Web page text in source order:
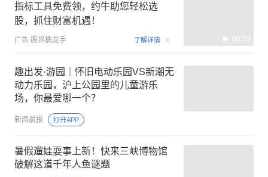
指标工具免费领，约牛助您轻松选
股，抓住财富机遇！
广告 股界擒龙手 了解详情 00:29
趣出发·游园｜怀旧电动乐园VS新潮无
动力乐园，沪上公园里的儿童游乐
场，你最爱哪一个？
新闻晨报 打开APP
暑假遛娃耍事上新！快来三峡博物馆
破解这道千年人鱼谜题